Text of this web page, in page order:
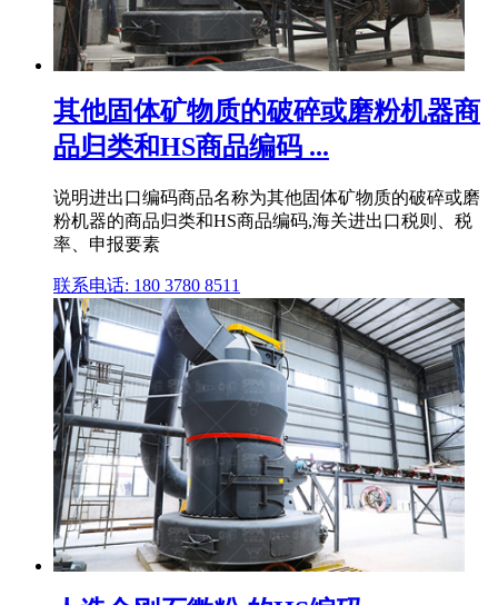
其他固体矿物质的破碎或磨粉机器商
品归类和HS商品编码 ...
说明进出口编码商品名称为其他固体矿物质的破碎或磨
粉机器的商品归类和HS商品编码,海关进出口税则、税
率、申报要素
联系电话: 180 3780 8511